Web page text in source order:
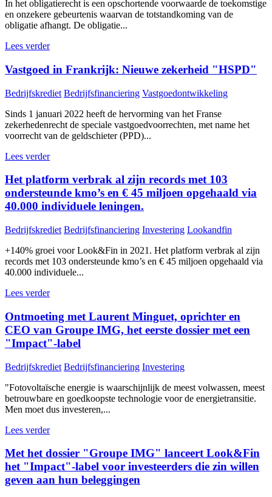
In het obligatierecht is een opschortende voorwaarde de toekomstige
en onzekere gebeurtenis waarvan de totstandkoming van de
obligatie afhangt. De obligatie...
Lees verder
Vastgoed in Frankrijk: Nieuwe zekerheid "HSPD"
Bedrijfskrediet Bedrijfsfinanciering Vastgoedontwikkeling
Sinds 1 januari 2022 heeft de hervorming van het Franse
zekerhedenrecht de speciale vastgoedvoorrechten, met name het
voorrecht van de geldschieter (PPD)...
Lees verder
Het platform verbrak al zijn records met 103
ondersteunde kmo’s en € 45 miljoen opgehaald via
40.000 individuele leningen.
Bedrijfskrediet Bedrijfsfinanciering Investering Lookandfin
+140% groei voor Look&Fin in 2021. Het platform verbrak al zijn
records met 103 ondersteunde kmo’s en € 45 miljoen opgehaald via
40.000 individuele...
Lees verder
Ontmoeting met Laurent Minguet, oprichter en
CEO van Groupe IMG, het eerste dossier met een
"Impact"-label
Bedrijfskrediet Bedrijfsfinanciering Investering
"Fotovoltaïsche energie is waarschijnlijk de meest volwassen, meest
betrouwbare en goedkoopste technologie voor de energietransitie.
Men moet dus investeren,...
Lees verder
Met het dossier "Groupe IMG" lanceert Look&Fin
het "Impact"-label voor investeerders die zin willen
geven aan hun beleggingen